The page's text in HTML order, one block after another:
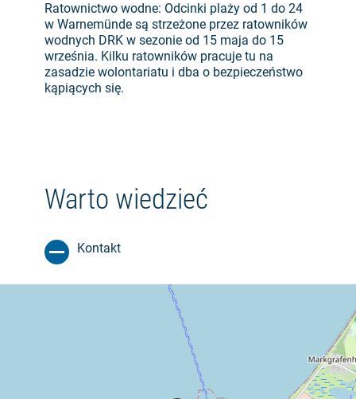
Ratownictwo wodne: Odcinki plaży od 1 do 24
w Warnemünde są strzeżone przez ratowników
wodnych DRK w sezonie od 15 maja do 15
września. Kilku ratowników pracuje tu na
zasadzie wolontariatu i dba o bezpieczeństwo
kąpiących się.
Warto wiedzieć
Kontakt